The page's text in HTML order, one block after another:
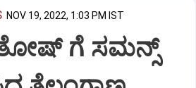
NOV 19, 2022, 1:03 PM IST
ಗೆ ಸಮನ್ಸ್